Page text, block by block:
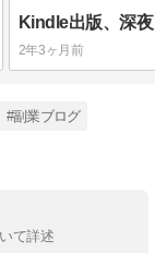
2年3ヶ月前
#副業ブログ
て詳述